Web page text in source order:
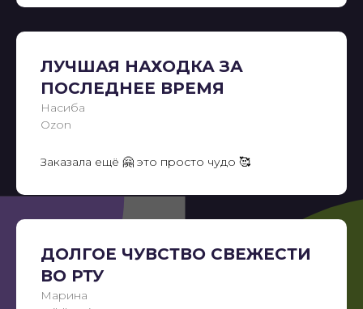
ЛУЧШАЯ НАХОДКА ЗА
ПОСЛЕДНЕЕ ВРЕМЯ
Насиба
Ozon
Заказала ещё 🤗 это просто чудо 🥰
ДОЛГОЕ ЧУВСТВО СВЕЖЕСТИ
ВО РТУ
Марина